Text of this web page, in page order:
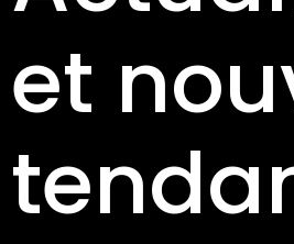
et